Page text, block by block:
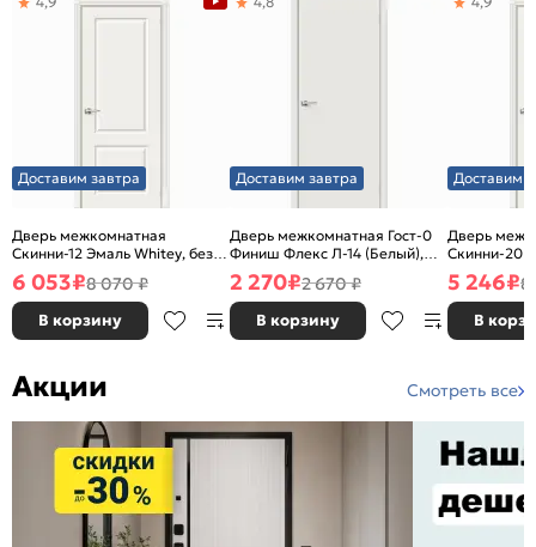
Доставим завтра
Дверь межкомнатная
Скинни-12 Эмаль Whitey, без
декора, глухая, без стекла,
без кромки, скиновая
6 053₽8 070 ₽
В корзину
Доставим завтра
Дверь межкомнатная Гост-0
Финиш Флекс Л-14 (Белый),
глухая, каркасно-щитовая
2 270₽2 670 ₽
В корзину
Доставим
Дверь
Скинни-20
декора,
без кромки,
5 246₽8
В
Акции Смотреть все